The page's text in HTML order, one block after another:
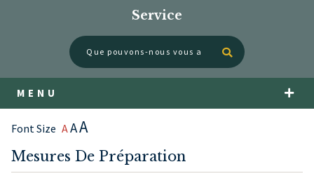
Service
Type here to
MENU
Mesures De Préparation
Font Size AAA